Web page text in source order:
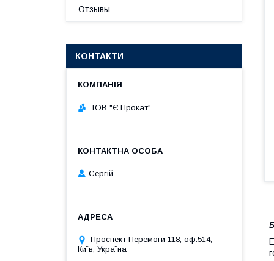
Отзывы
КОНТАКТИ
ТОВ "Є Прокат"
Сергій
Проспект Перемоги 118, оф.514,
Київ, Україна